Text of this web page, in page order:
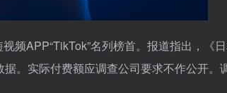
APP“TikTok”名列榜首。报道指出，《日
。实际付费额应调查公司要求不作公开。